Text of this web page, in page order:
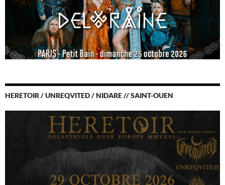
HERETOIR / UNREQVITED / NIDARE // SAINT-OUEN